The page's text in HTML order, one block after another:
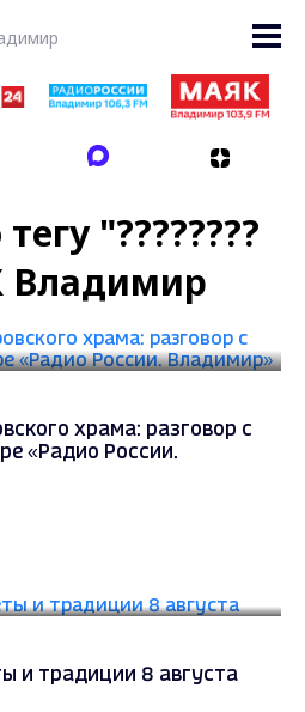
"????????
Владимир
храма: разговор с
«Радио России.
и традиции 8 августа